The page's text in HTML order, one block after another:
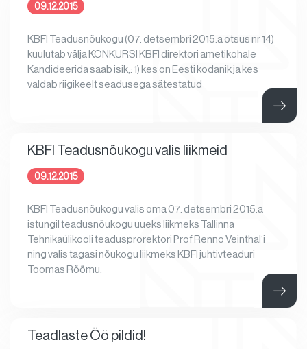
09.12.2015
KBFI Teadusnõukogu (07. detsembri 2015.a otsus nr 14)
kuulutab välja KONKURSI KBFI direktori ametikohale
Kandideerida saab isik,: 1) kes on Eesti kodanik ja kes
valdab riigikeelt seadusega sätestatud
KBFI Teadusnõukogu valis liikmeid
09.12.2015
KBFI Teadusnõukogu valis oma 07. detsembri 2015.a
istungil teadusnõukogu uueks liikmeks Tallinna
Tehnikaülikooli teadusprorektori Prof Renno Veinthal‘i
ning valis tagasi nõukogu liikmeks KBFI juhtivteaduri
Toomas Rõõmu.
Teadlaste Öö pildid!